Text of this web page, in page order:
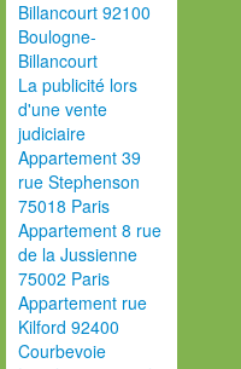
Billancourt 92100
Boulogne-
Billancourt
La publicité lors
d'une vente
judiciaire
Appartement 39
rue Stephenson
75018 Paris
Appartement 8 rue
de la Jussienne
75002 Paris
Appartement rue
Kilford 92400
Courbevoie